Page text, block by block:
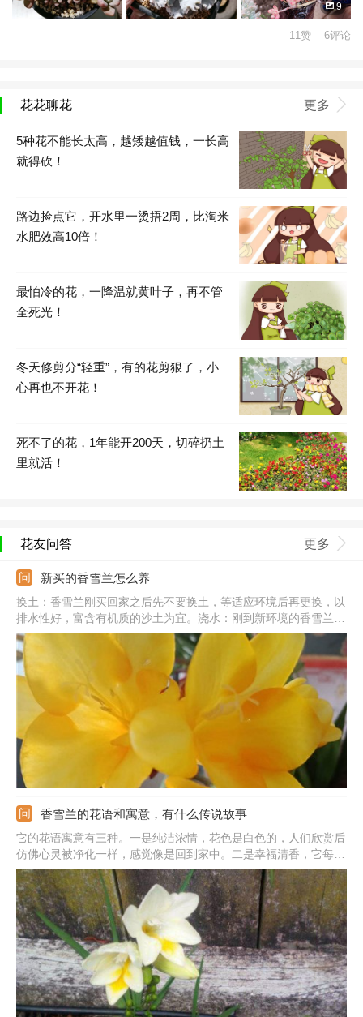
9
11赞 6评论
花花聊花 更多
5种花不能长太高，越矮越值钱，一长高
就得砍！
路边捡点它，开水里一烫捂2周，比淘米
水肥效高10倍！
最怕冷的花，一降温就黄叶子，再不管
全死光！
冬天修剪分“轻重”，有的花剪狠了，小
心再也不开花！
死不了的花，1年能开200天，切碎扔土
里就活！
花友问答 更多
新买的香雪兰怎么养
换土：香雪兰刚买回家之后先不要换土，等适应环境后再更换，以
排水性好，富含有机质的沙土为宜。浇水：刚到新环境的香雪兰不
要经常浇水，避免烂根，等适应环境后再恢复正常浇水。施肥：香
雪兰对肥料的需求性比较强，买回家后可以适当施加一些磷钾肥，
注意控制用量。温度：温度最好能控制在15-20度之间，能够帮助
香雪兰更快的适应新的环境。
香雪兰的花语和寓意，有什么传说故事
它的花语寓意有三种。一是纯洁浓情，花色是白色的，人们欣赏后
仿佛心灵被净化一样，感觉像是回到家中。二是幸福清香，它每次
开花人们都会不自觉的被吸引住，花香也浓郁，会让人产生幸福
感。三是淡雅素然，它的花色虽然很丰富，但不管是哪种颜色都能
给人一种淡雅，清新的感觉。